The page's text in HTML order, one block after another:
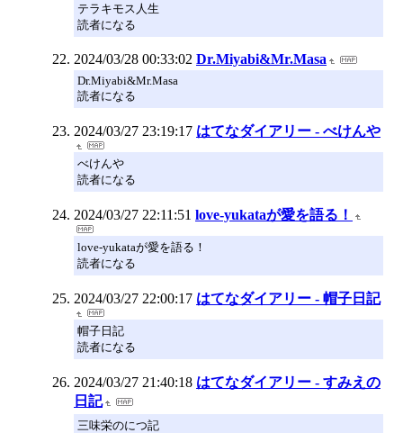
テラキモス人生
読者になる
2024/03/28 00:33:02 Dr.Miyabi&Mr.Masa
Dr.Miyabi&Mr.Masa
読者になる
2024/03/27 23:19:17 はてなダイアリー - べけんや
べけんや
読者になる
2024/03/27 22:11:51 love-yukataが愛を語る！
love-yukataが愛を語る！
読者になる
2024/03/27 22:00:17 はてなダイアリー - 帽子日記
帽子日記
読者になる
2024/03/27 21:40:18 はてなダイアリー - すみえの
日記
三味栄のにつ記